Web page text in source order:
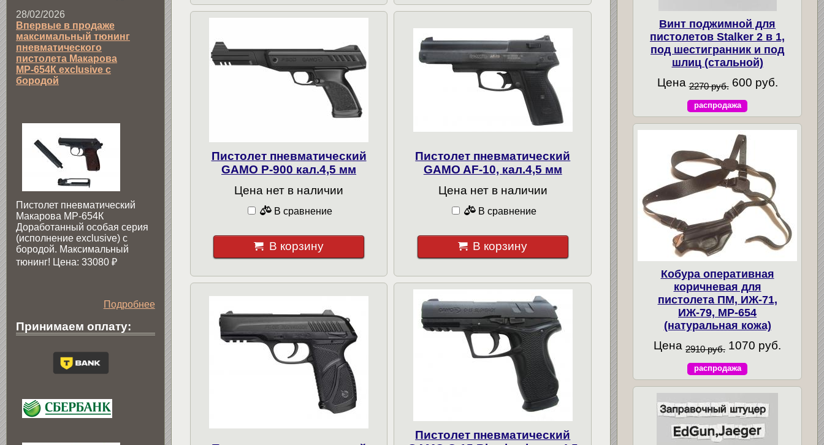
Пистолет пневматический
GAMO Р-900 кал.4,5 мм
Цена нет в наличии
В сравнение
В корзину
Пистолет пневматический
GAMO AF-10, кал.4,5 мм
Цена нет в наличии
В сравнение
В корзину
Пистолет пневматический
28/02/2026
Впервые в продаже
максимальный тюнинг
пневматического
пистолета Макарова
МР-654К exclusive с
бородой
Пистолет пневматический
Макарова МР-654К
Доработанный особая серия
(исполнение exclusive) c
бородой. Максимальный
тюнинг! Цена: 33080 ₽
Подробнее
Принимаем оплату:
Винт поджимной для
пистолетов Stalker 2 в 1,
под шестигранник и под
шлиц (стальной)
Цена 2270 руб. 600 руб.
распродажа
Кобура оперативная
коричневая для
пистолета ПМ, ИЖ-71,
ИЖ-79, МР-654
(натуральная кожа)
Цена 2910 руб. 1070 руб.
распродажа